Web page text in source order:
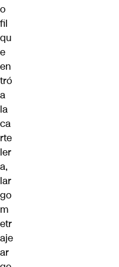
o
fil
qu
e
en
tró
a
la
ca
rte
ler
a,
lar
go
m
etr
aje
ar